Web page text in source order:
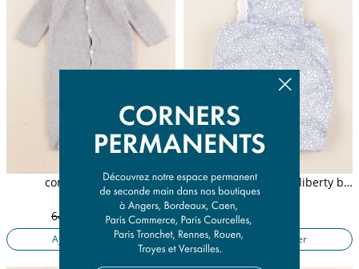
combinaison gris
3 mois
64,50 €
12,90 €
Ajouter au panier
combinaison doublé, liberty bleu
3 mois
22,50 €
Ajouter au panier